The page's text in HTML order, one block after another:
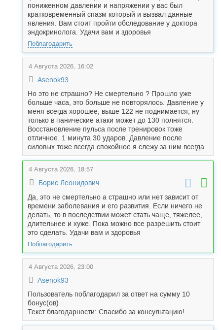
пониженном давлении и напряжении у вас был
кратковременный спазм который и вызвал данные
явления. Вам стоит пройти обследование у доктора
эндокринолога. Удачи вам и здоровья
Поблагодарить
4 Августа 2026, 16:02
Asenok93
Но это не страшно? Не смертельно ? Прошло уже
больше часа, это больше не повторялось. Давление у
меня всегда хорошее, выше 122 не поднимается, ну
только в панические атаки может до 130 полнятся.
Восстановление пульса после тренировок тоже
отличное. 1 минута 30 ударов. Давление после
силовых тоже всегда спокойное я слежу за ним всегда
4 Августа 2026, 18:57
Борис Леонидович
Да, это не смертельно а страшно или нет зависит от
времени заболевания и его развития. Если ничего не
делать, то в последствии может стать чаще, тяжелее,
длительнее и хуже. Пока можно все разрешить стоит
это сделать. Удачи вам и здоровья
Поблагодарить
4 Августа 2026, 23:00
Asenok93
Пользователь поблагодарил за ответ на сумму 10
бонус(ов)
Текст благодарности: Спасибо за консультацию!